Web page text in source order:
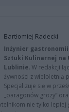
Bartłomiej Radecki
Inżynier
Sztuki Kulinarnej na
Lublinie. W redakcji
żywności z wieloletnią
Specjalizuje się w
„paragonów grozy”
nie tylko